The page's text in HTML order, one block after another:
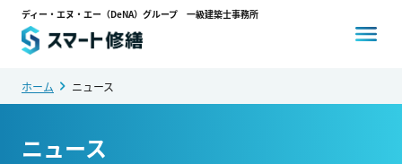
ディー・エヌ・エー（DeNA）グループ 一級建築士事務所
ニュース
ホーム ニュース
ニュース